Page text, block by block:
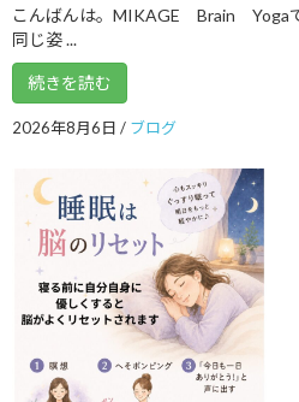
2026年3月
2026年2月
2025年12月
2025年11月
2025年10月
2025年9月
2025年8月
2025年7月
こんばんは。MIKAGE Brain Yogaで
同じ姿 ...
続きを読む
2026年8月6日 / ブログ